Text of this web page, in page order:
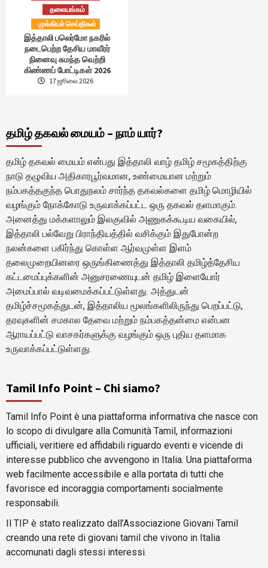
தலையங்கம்
முக்கியச் செய்திகள்
இத்தாலி பலெர்மோ நகரில்
நடைபெற்ற தேசிய மாவீரர்
நினைவு சுமந்த வெற்றி
கிண்ணப் போட்டிகள் 2026
17 ஜூலை 2026
தமிழ் தகவல் மையம் – நாம் யார்?
தமிழ் தகவல் மையம் என்பது இத்தாலி வாழ் தமிழ் சமூகத்திற்கு
நாடு தழுவிய அதிகாரபூர்வமான, உண்மையான மற்றும்
நம்பகத்தகுந்த பொதுநலம் சார்ந்த தகவல்களை தமிழ் மொழியில்
வழங்கும் நோக்கோடு உருவாக்கப்பட்ட ஒரு தகவல் தளமாகும்.
அனைத்து மக்களாலும் இலகுவில் அணுகக்கூடிய வகையில்,
இத்தாலி பல்வேறு பிராந்தியத்தில் வசிக்கும் இதுபோன்ற
நலன்களை பகிர்ந்து கொள்ள ஆர்வமுள்ள இளம்
தலைமுறையினரை ஒருங்கிணைத்து இத்தாலி தமிழ்த்தேசிய
கட்டமைப்புக்களின் அனுசரணையுடன் தமிழ் இளையோர்
அமைப்பால் வடிவமைக்கப்பட்டுள்ளது. அத்துடன்
தமிழ்ச்சமூகத்துடன், இத்தாலிய மூலங்களிலிருந்து பெறப்பட்டு,
தரவுகளின் சமகால தேவை மற்றும் நம்பகத்தன்மை என்பன
ஆராயப்பட்டு வாசகர்களுக்கு வழங்கும் ஒரு புதிய தளமாக
உருவாக்கப்பட்டுள்ளது.
Tamil Info Point – Chi siamo?
Tamil Info Point è una piattaforma informativa che nasce con
lo scopo di divulgare alla Comunità Tamil, informazioni
ufficiali, veritiere ed affidabili riguardo eventi e vicende di
interesse pubblico che avvengono in Italia. Una piattaforma
web facilmente accessibile e alla portata di tutti che
favorisce ed incoraggia comportamenti socialmente
responsabili.
Il TIP è stato realizzato dall’Associazione Giovani Tamil
creando una rete di giovani tamil che vivono in Italia
accomunati dagli stessi interessi.